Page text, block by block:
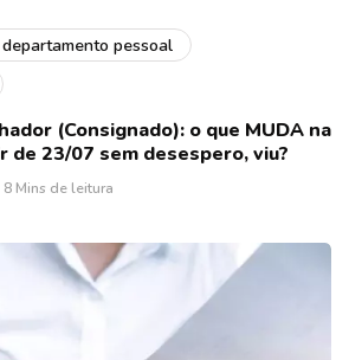
departamento pessoal
(Consignado): o que MUDA na
de 23/07 sem desespero, viu?
8 Mins de leitura